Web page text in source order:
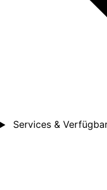
Services &